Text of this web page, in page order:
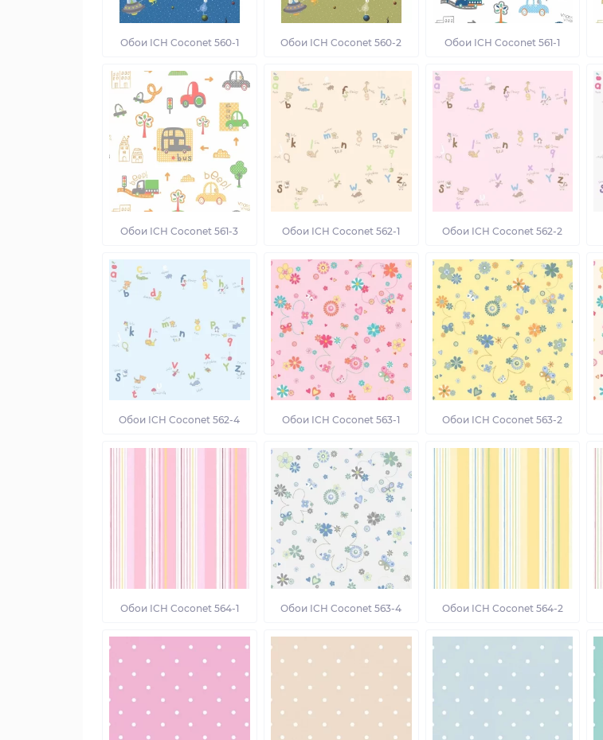
Обои ICH Coconet 560-1 Обои ICH Coconet 560-2 Обои ICH Coconet 561-1
Обои ICH Coconet 561-3 Обои ICH Coconet 562-1 Обои ICH Coconet 562-2
Обои ICH Coconet 562-4 Обои ICH Coconet 563-1 Обои ICH Coconet 563-2
Обои ICH Coconet 564-1 Обои ICH Coconet 563-4 Обои ICH Coconet 564-2